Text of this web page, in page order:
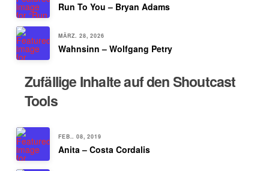
Run To You – Bryan Adams
MÄRZ. 28, 2026
Wahnsinn – Wolfgang Petry
Zufällige Inhalte auf den Shoutcast
Tools
FEB.. 08, 2019
Anita – Costa Cordalis